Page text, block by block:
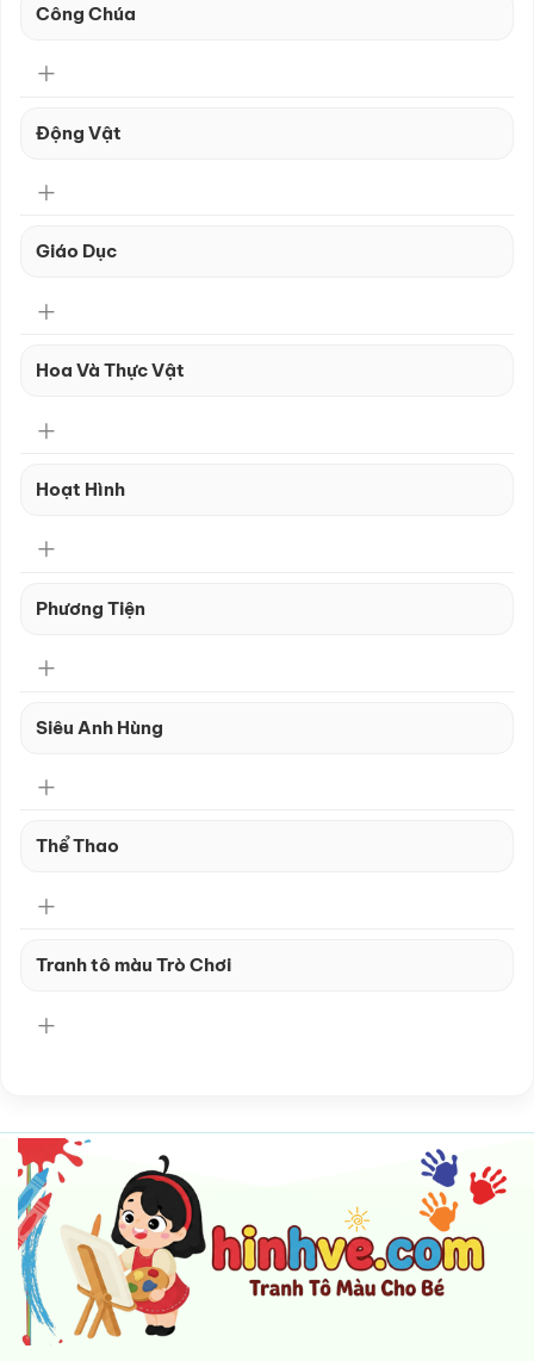
Công Chúa
Động Vật
Giáo Dục
Hoa Và Thực Vật
Hoạt Hình
Phương Tiện
Siêu Anh Hùng
Thể Thao
Tranh tô màu Trò Chơi